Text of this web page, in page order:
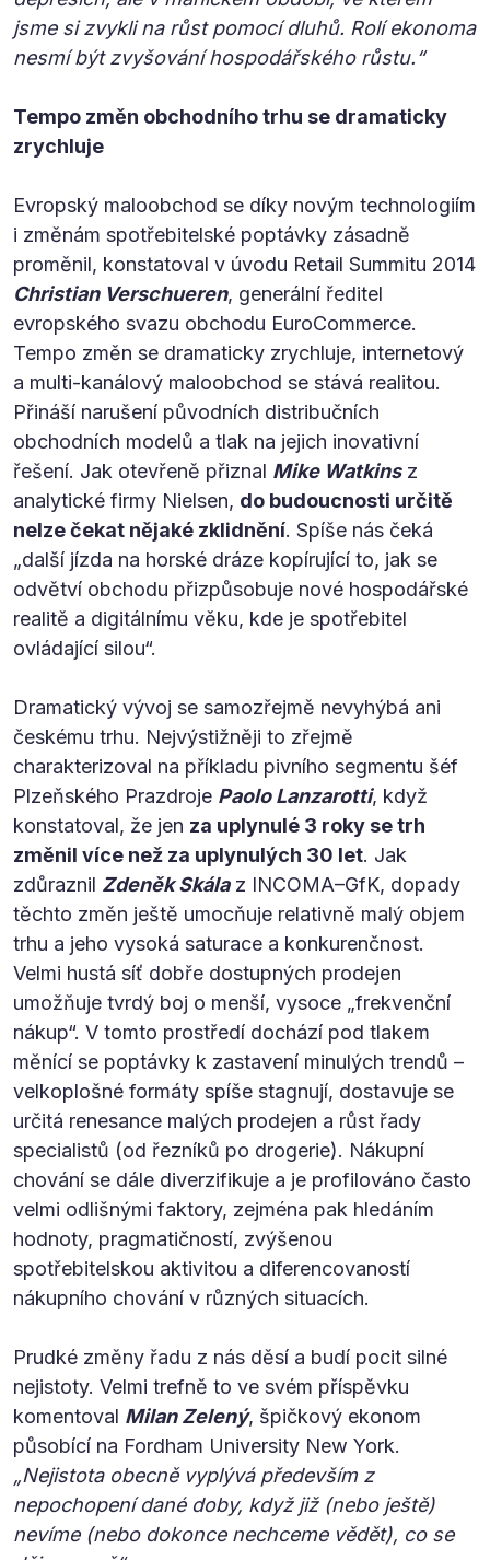
jsme si zvykli na růst pomocí dluhů. Rolí ekonoma
nesmí být zvyšování hospodářského růstu.“
Tempo změn obchodního trhu se dramaticky
zrychluje
Evropský maloobchod se díky novým technologiím
i změnám spotřebitelské poptávky zásadně
proměnil, konstatoval v úvodu Retail Summitu 2014
Christian Verschueren, generální ředitel
evropského svazu obchodu EuroCommerce.
Tempo změn se dramaticky zrychluje, internetový
a multi-kanálový maloobchod se stává realitou.
Přináší narušení původních distribučních
obchodních modelů a tlak na jejich inovativní
řešení. Jak otevřeně přiznal Mike Watkinsz
analytické firmy Nielsen, do budoucnosti určitě
nelze čekat nějaké zklidnění. Spíše nás čeká
„další jízda na horské dráze kopírující to, jak se
odvětví obchodu přizpůsobuje nové hospodářské
realitě a digitálnímu věku, kde je spotřebitel
ovládající silou“.
Dramatický vývoj se samozřejmě nevyhýbá ani
českému trhu. Nejvýstižněji to zřejmě
charakterizoval na příkladu pivního segmentu šéf
Plzeňského Prazdroje Paolo Lanzarotti, když
konstatoval, že jen za uplynulé 3 roky se trh
změnil více než za uplynulých 30 let. Jak
zdůraznil Zdeněk Skálaz INCOMA–GfK, dopady
těchto změn ještě umocňuje relativně malý objem
trhu a jeho vysoká saturace a konkurenčnost.
Velmi hustá síť dobře dostupných prodejen
umožňuje tvrdý boj o menší, vysoce „frekvenční
nákup“. V tomto prostředí dochází pod tlakem
měnící se poptávky k zastavení minulých trendů –
velkoplošné formáty spíše stagnují, dostavuje se
určitá renesance malých prodejen a růst řady
specialistů (od řezníků po drogerie). Nákupní
chování se dále diverzifikuje a je profilováno často
velmi odlišnými faktory, zejména pak hledáním
hodnoty, pragmatičností, zvýšenou
spotřebitelskou aktivitou a diferencovaností
nákupního chování v různých situacích.
Prudké změny řadu z nás děsí a budí pocit silné
nejistoty. Velmi trefně to ve svém příspěvku
komentoval Milan Zelený, špičkový ekonom
působící na Fordham University New York.
„Nejistota obecně vyplývá především z
nepochopení dané doby, když již (nebo ještě)
nevíme (nebo dokonce nechceme vědět), co se